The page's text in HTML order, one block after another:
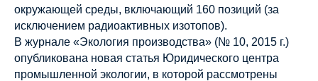
окружающей среды, включающий 160 позиций (за
исключением радиоактивных изотопов).
В журнале «Экология производства» (№ 10, 2015 г.)
опубликована новая статья Юридического центра
промышленной экологии, в которой рассмотрены